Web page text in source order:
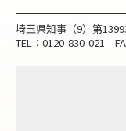
埼玉県知事（9）第
TEL：0120-830-021